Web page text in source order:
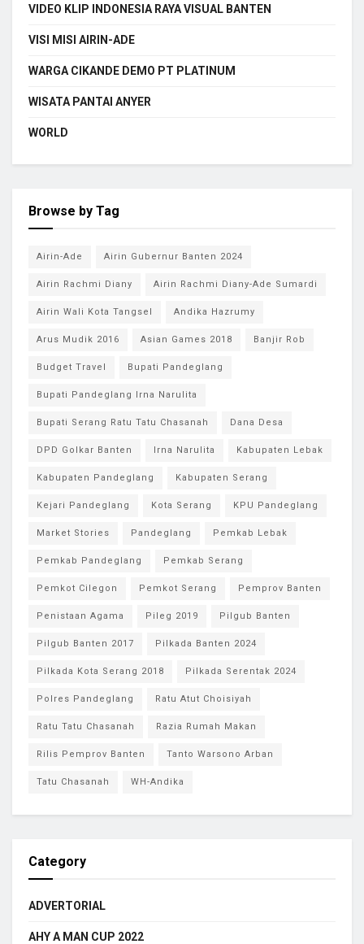
VIDEO KLIP INDONESIA RAYA VISUAL BANTEN
VISI MISI AIRIN-ADE
WARGA CIKANDE DEMO PT PLATINUM
WISATA PANTAI ANYER
WORLD
Browse by Tag
Airin-Ade Airin Gubernur Banten 2024
Airin Rachmi Diany Airin Rachmi Diany-Ade Sumardi
Airin Wali Kota Tangsel Andika Hazrumy
Arus Mudik 2016 Asian Games 2018 Banjir Rob
Budget Travel Bupati Pandeglang
Bupati Pandeglang Irna Narulita
Bupati Serang Ratu Tatu Chasanah Dana Desa
DPD Golkar Banten Irna Narulita Kabupaten Lebak
Kabupaten Pandeglang Kabupaten Serang
Kejari Pandeglang Kota Serang KPU Pandeglang
Market Stories Pandeglang Pemkab Lebak
Pemkab Pandeglang Pemkab Serang
Pemkot Cilegon Pemkot Serang Pemprov Banten
Penistaan Agama Pileg 2019 Pilgub Banten
Pilgub Banten 2017 Pilkada Banten 2024
Pilkada Kota Serang 2018 Pilkada Serentak 2024
Polres Pandeglang Ratu Atut Choisiyah
Ratu Tatu Chasanah Razia Rumah Makan
Rilis Pemprov Banten Tanto Warsono Arban
Tatu Chasanah WH-Andika
Category
ADVERTORIAL
AHY A MAN CUP 2022